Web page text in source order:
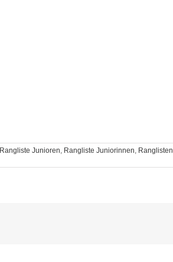
Rangliste Junioren, Rangliste Juniorinnen, Ranglisten